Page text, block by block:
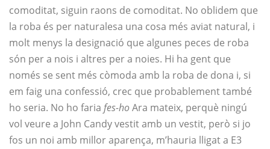
comoditat, siguin raons de comoditat. No oblidem que
la roba és per naturalesa una cosa més aviat natural, i
molt menys la designació que algunes peces de roba
són per a nois i altres per a noies. Hi ha gent que
només se sent més còmoda amb la roba de dona i, si
em faig una confessió, crec que probablement també
ho seria. No ho faria fes-hoAra mateix, perquè ningú
vol veure a John Candy vestit amb un vestit, però si jo
fos un noi amb millor aparença, m’hauria lligat a E3